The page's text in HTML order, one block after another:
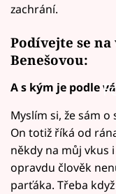
zachrání.
Podívejte se
Benešovou:
A s kým je podle
Myslím si, že sám o
On totiž říká od
někdy na můj vkus
opravdu člověk
parťáka. Třeba